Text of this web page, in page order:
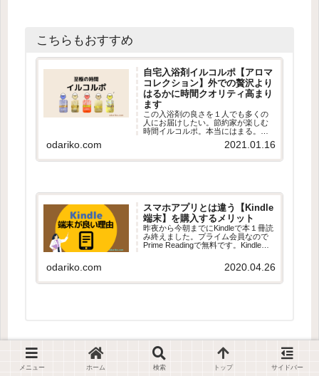
こちらもおすすめ
自宅入浴剤イルコルポ【アロマ
コレクション】外での贅沢より
はるかに時間クオリティ高まり
ます
この入浴剤の良さを１人でも多くの
人にお届けしたい。節約家が楽しむ
時間イルコルポ。本当にはまる。も
う他の入浴剤使えません。
odariko.com 2021.01.16
スマホアプリとは違う【Kindle
端末】を購入するメリット
昨夜から今朝までにKindleで本１冊読
み終えました。プライム会員なので
Prime Readingで無料です。Kindle、
ドハマりしている私ですが、購入し
たのは2020年に入ってから。。
odariko.com 2020.04.26
＼Twitter （@odagie
）もやっています／
メニュー ホーム 検索 トップ サイドバー